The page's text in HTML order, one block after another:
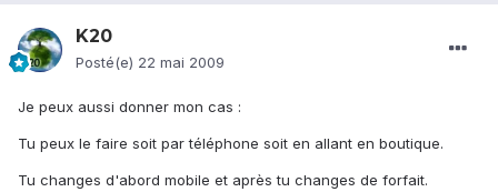
K20
Posté(e) 22 mai 2009
Je peux aussi donner mon cas :
Tu peux le faire soit par téléphone soit en allant en boutique.
Tu changes d'abord mobile et après tu changes de forfait.